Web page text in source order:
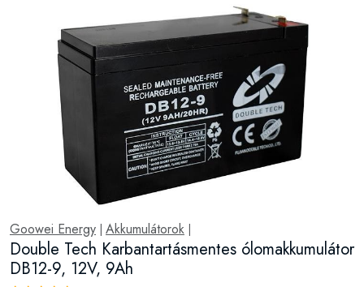
Goowei Energy Akkumulátorok
Double Tech Karbantartásmentes ólomakkumulátor
DB12-9, 12V, 9Ah